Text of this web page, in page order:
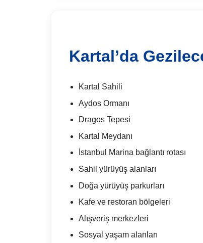
Kartal’da
Kartal Sahili
Aydos Ormanı
Dragos Tepesi
Kartal Meydanı
İstanbul Marina bağlantı rotası
Sahil yürüyüş alanları
Doğa yürüyüş parkurları
Kafe ve restoran bölgeleri
Alışveriş merkezleri
Sosyal yaşam alanları